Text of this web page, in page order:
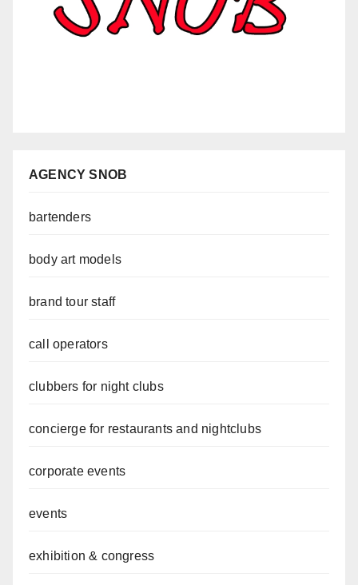
AGENCY SNOB
bartenders
body art models
brand tour staff
call operators
clubbers for night clubs
concierge for restaurants and nightclubs
corporate events
events
exhibition & congress